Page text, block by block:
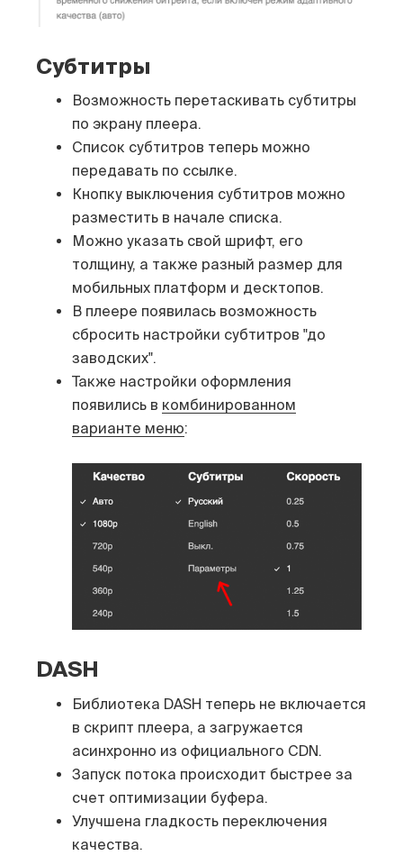
Субтитры
Возможность перетаскивать субтитры
по экрану плеера.
Список субтитров теперь можно
передавать по ссылке.
Кнопку выключения субтитров можно
разместить в начале списка.
Можно указать свой шрифт, его
толщину, а также разный размер для
мобильных платформ и десктопов.
В плеере появилась возможность
сбросить настройки субтитров "до
заводских".
Также настройки оформления
появились в комбинированном
варианте меню:
DASH
Библиотека DASH теперь не включается
в скрипт плеера, а загружается
асинхронно из официального CDN.
Запуск потока происходит быстрее за
счет оптимизации буфера.
Улучшена гладкость переключения
качества.